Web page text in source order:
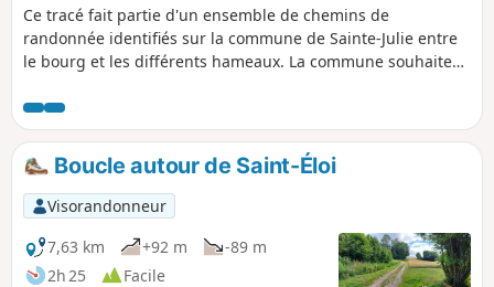
Ce tracé fait partie d'un ensemble de chemins de
randonnée identifiés sur la commune de Sainte-Julie entre
le bourg et les différents hameaux. La commune souhaite
parcours afin de faciliter les balades sur la commune.
Boucle autour de Saint-Éloi
Visorandonneur
7,63 km
+92 m
-89 m
2h 25
Facile